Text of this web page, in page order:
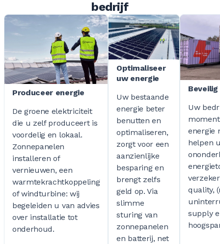
bedrijf
Produceer energie
De groene elektriciteit
die u zelf produceert is
voordelig en lokaal.
Zonnepanelen
installeren of
vernieuwen, een
warmtekrachtkoppeling
of windturbine: wij
begeleiden u van advies
over installatie tot
onderhoud.
Optimaliseer
uw energie
Uw bestaande
energie beter
benutten en
optimaliseren,
zorgt voor een
aanzienlijke
besparing en
brengt zelfs
geld op. Via
slimme
sturing van
zonnepanelen
en batterij, net
Uw
energie
helpen
quality,
supply